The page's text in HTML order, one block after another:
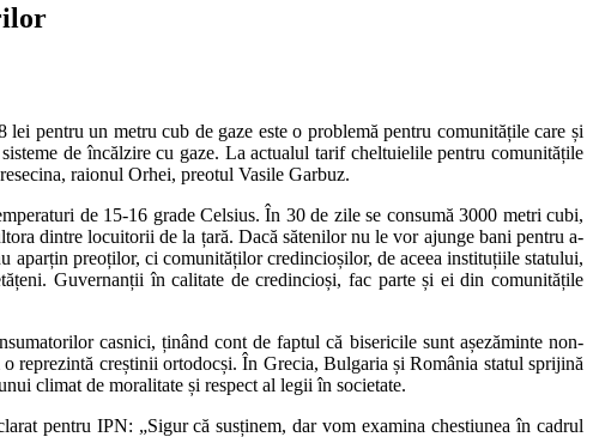
pentru un metru cub de gaze este o problemă pentru comunitățile care și
de încălzire cu gaze. La actualul tarif cheltuielile pentru comunitățile
raionul Orhei, preotul Vasile Garbuz.
de 15-16 grade Celsius. În 30 de zile se consumă 3000 metri cubi,
dintre locuitorii de la țară. Dacă sătenilor nu le vor ajunge bani pentru a-
preoților, ci comunităților credincioșilor, de aceea instituțiile statului,
Guvernanții în calitate de credincioși, fac parte și ei din comunitățile
casnici, ținând cont de faptul că bisericile sunt așezăminte non-
reprezintă creștinii ortodocși. În Grecia, Bulgaria și România statul sprijină
climat de moralitate și respect al legii în societate.
pentru IPN: „Sigur că susținem, dar vom examina chestiunea în cadrul